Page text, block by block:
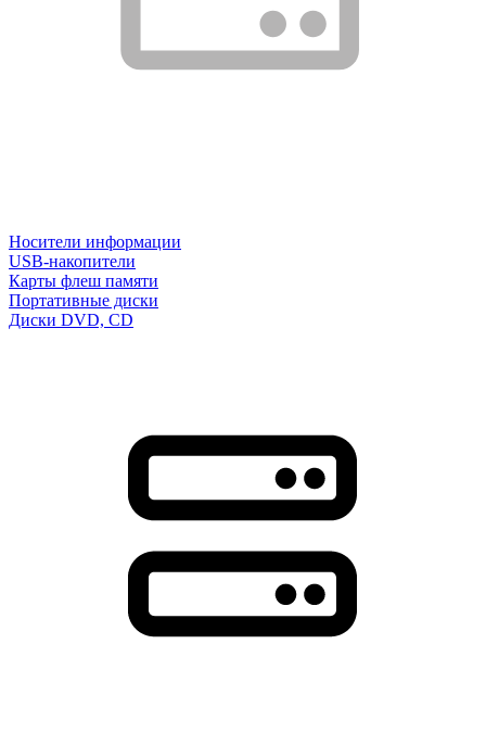
Носители информации
USB-накопители
Карты флеш памяти
Портативные диски
Диски DVD, CD